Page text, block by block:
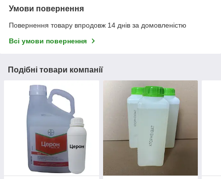
Умови повернення
Повернення товару впродовж 14 днів за домовленістю
Всі умови повернення
Подібні товари компанії